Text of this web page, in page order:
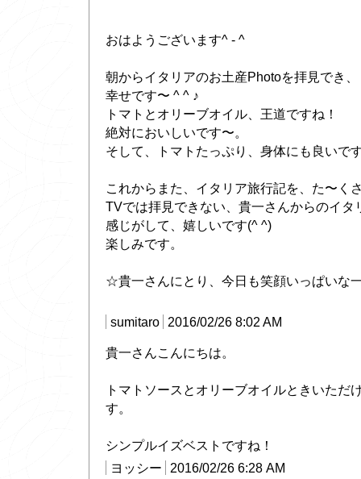
おはようございます^ - ^
朝からイタリアのお土産Photoを拝見でき、
幸せです〜 ^ ^ ♪
トマトとオリーブオイル、王道ですね！
絶対においしいです〜。
そして、トマトたっぷり、身体にも良いで
これからまた、イタリア旅行記を、た〜く
TVでは拝見できない、貴一さんからのイタ
感じがして、嬉しいです(^ ^)
楽しみです。
☆貴一さんにとり、今日も笑顔いっぱいな
sumitaro 2016/02/26 8:02 AM
貴一さんこんにちは。
トマトソースとオリーブオイルときいただ
す。
シンプルイズベストですね！
ヨッシー
2016/02/26 6:28 AM